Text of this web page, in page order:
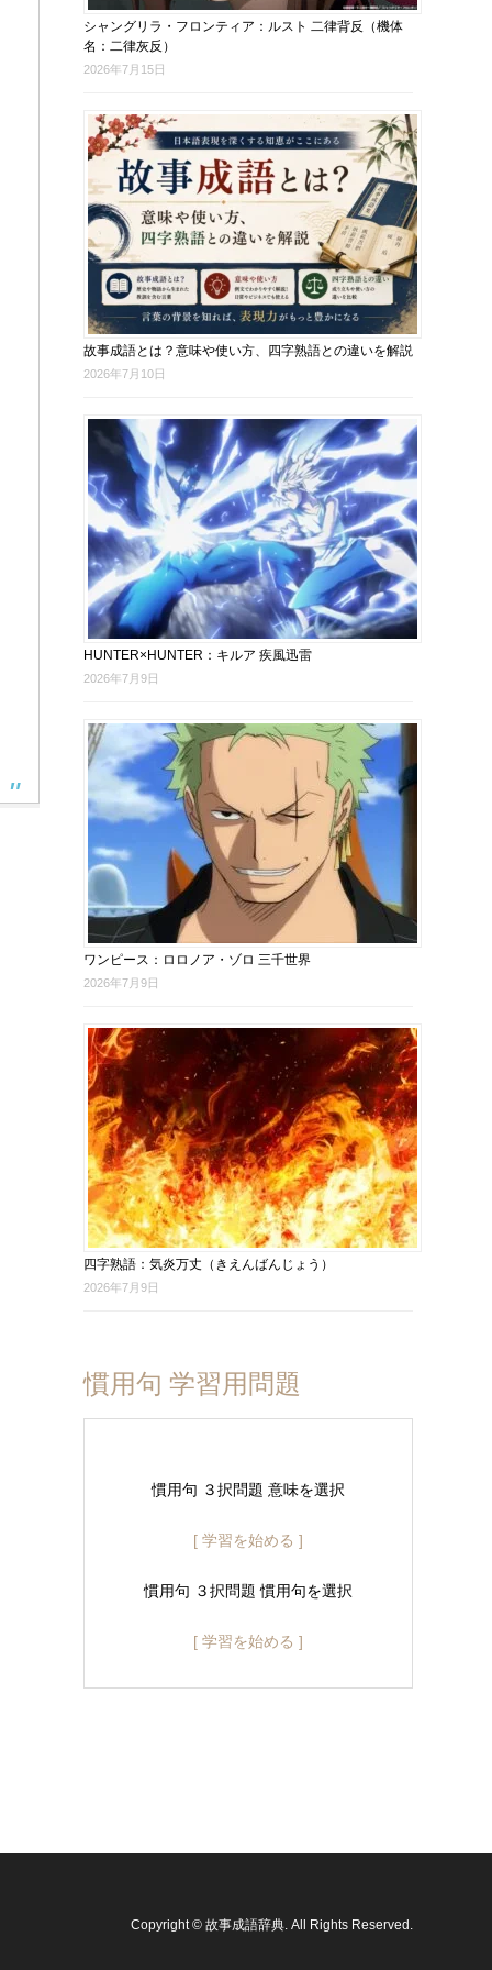
シャングリラ・フロンティア：ルスト 二律背反（機体
名：二律灰反）
2026年7月15日
故事成語とは？意味や使い方、四字熟語との違いを解説
2026年7月10日
HUNTER×HUNTER：キルア 疾風迅雷
2026年7月9日
ワンピース：ロロノア・ゾロ 三千世界
2026年7月9日
四字熟語：気炎万丈（きえんばんじょう）
2026年7月9日
慣用句 学習用問題
慣用句 ３択問題 意味を選択
[ 学習を始める ]
慣用句 ３択問題 慣用句を選択
[ 学習を始める ]
Copyright © 故事成語辞典 . All Rights Reserved.